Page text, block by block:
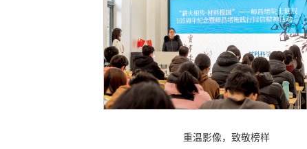
重温影像，致敬榜样